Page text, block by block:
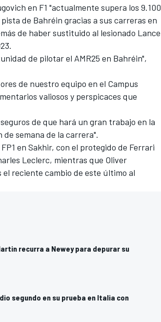
en F1 "actualmente supera los 9.100
de Bahréin gracias a sus carreras en
de haber sustituido al lesionado Lance
de pilotar el AMR25 en Bahréin",
de nuestro equipo en el Campus
valiosos y perspicaces que
de que hará un gran trabajo en la
semana de la carrera".
en Sakhir, con el protegido de Ferrari
Leclerc, mientras que Oliver
el reciente cambio de este último al
recurra a Newey para depurar su
segundo en su prueba en Italia con